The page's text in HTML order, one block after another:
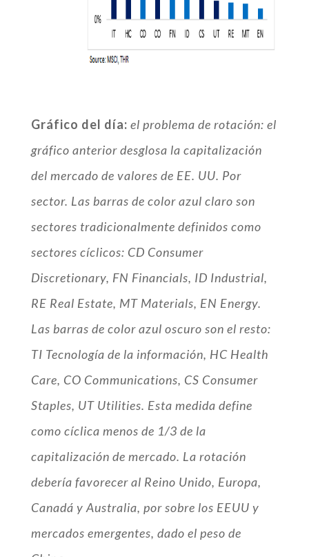
Gráfico del día: el problema de rotación: el
gráfico anterior desglosa la capitalización
del mercado de valores de EE. UU. Por
sector. Las barras de color azul claro son
sectores tradicionalmente definidos como
sectores cíclicos: CD Consumer
Discretionary, FN Financials, ID Industrial,
RE Real Estate, MT Materials, EN Energy.
Las barras de color azul oscuro son el resto:
TI Tecnología de la información, HC Health
Care, CO Communications, CS Consumer
Staples, UT Utilities. Esta medida define
como cíclica menos de 1/3 de la
capitalización de mercado. La rotación
debería favorecer al Reino Unido, Europa,
Canadá y Australia, por sobre los EEUU y
mercados emergentes, dado el peso de